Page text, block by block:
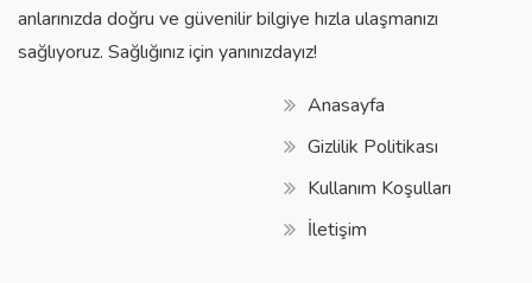
anlarınızda doğru ve güvenilir bilgiye hızla ulaşmanızı
sağlıyoruz. Sağlığınız için yanınızdayız!
Anasayfa
Gizlilik Politikası
Kullanım Koşulları
İletişim